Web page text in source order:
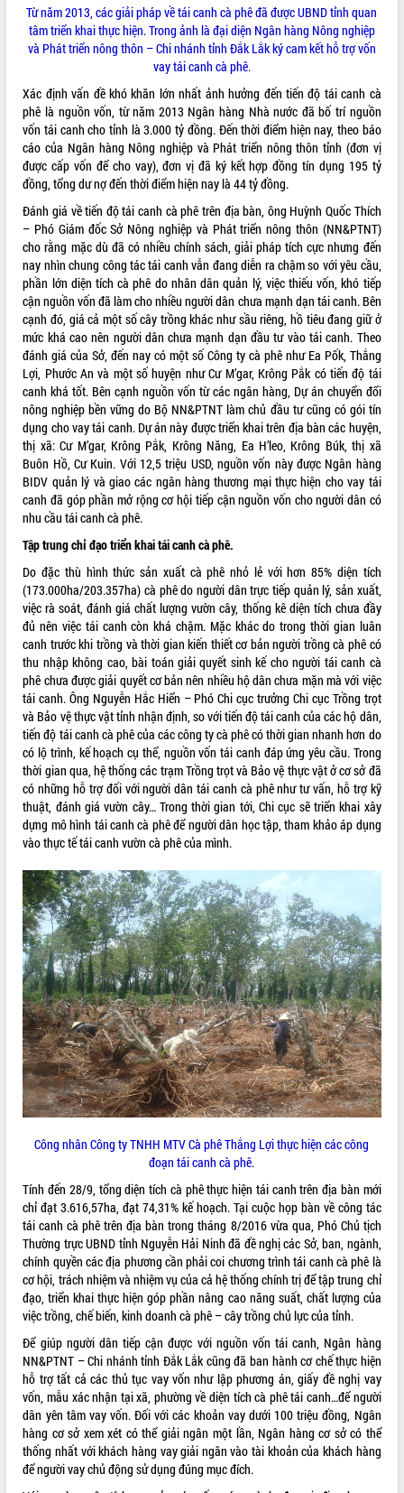
Lễ truy điệu và an táng hài cốt liệt sĩ
tại Nghĩa trang Liệt sĩ xã Sơn Hòa
Bàn giải pháp tháo gỡ khó khăn trong
xuất khẩu sầu riêng và triển khai quy
định EUDR
Thứ trưởng Bộ Nông nghiệp và Môi
trường Nguyễn Hoàng Hiệp khảo sát
vùng trồng và doanh nghiệp đóng gói
sầu riêng tại Đắk Lắk
Trình diễn nghệ thuật chế biến các
món ăn từ sầu riêng
Đắk Lắk công bố Quy hoạch và xúc
tiến đầu tư tỉnh
Ngành cá ngừ Đắk Lắk chủ động thích
ứng để giữ vững thị trường xuất khẩu
Diễn đàn Kinh tế tư nhân Việt Nam đột
phá cơ chế - Hợp tác công tư
Đề án 06 tạo bước ngoặt đột phá trong
cải cách hành chính tỉnh Đắk Lắk
Kết nối tour, đẩy mạnh chuyển đổi số
để phát triển du lịch Đắk Lắk
Khởi động Dự án Đầu tư xây dựng hạ
tầng kỹ thuật Cụm công nghiệp Tân
Tiến
Gặp mặt các cơ quan báo chí nhân Kỷ
niệm 101 năm Ngày Báo chí Cách
mạng Việt Nam
Đắk Lắk sơ kết 4 năm triển khai thực
hiện Đề án 06 của Chính phủ
Họp báo thông tin về Hội nghị Công bố
Quy hoạch và Xúc tiến đầu tư tỉnh Đắk
Lắk
Khơi thông điểm nghẽn, đẩy nhanh
giải ngân vốn khắc phục thiên tai
HĐND tỉnh thông qua điều chỉnh Quy
hoạch tỉnh thời kỳ 2021-2030
Hội thảo góp ý hồ sơ điều chỉnh quy
hoạch tỉnh Đắk Lắk thời kỳ 2021-2030,
tầm nhìn đến năm 2050
Nâng cao hiệu quả hoạt động của các
doanh nghiệp nhà nước
Hội nghị triển khai kết nối mạng
truyền số liệu chuyên dùng phục vụ cơ
quan Đảng, Nhà nước
Lễ phát động chuỗi hoạt động chung
tay làm sạch môi trường
Xã Ea Kar bước chuyển mình trong
công tác cải cách hành chính mô hình
mới
UBND tỉnh họp báo định kỳ tháng 4
năm 2026
Hội thảo khoa học “Giải pháp thúc đẩy
phát triển nền kinh tế xanh tại tỉnh
Đắk Lắk”
Tăng cường giám sát, đôn đốc thực
hiện nhiệm vụ quản lý tài sản công
Tháo gỡ những vướng mắc, đẩy mạnh
công tác cải cách thủ tục hành chính
tại Trung tâm Phục vụ hành chính
công tỉnh
Đắk Lắk: Tôn vinh 46 giải pháp tại Hội
thi Sáng tạo Kỹ thuật 2024 - 2025
Đắk Lắk rà soát, điều chỉnh Đề án 190
về phát triển nuôi trồng thủy sản
Phó Chủ tịch UBND tỉnh Đắk Lắk
Trương Công Thái kiểm tra thực địa
Dự án cao tốc Khánh Hòa - Buôn Ma
Thuột
Định vị cà phê Việt Nam như một “di
sản sống” trong dòng chảy toàn cầu
Xây dựng nông thôn mới: Nâng cao đời
sống người dân từ những mô hình thiết
thực
Quyết liệt tháo gỡ vướng mắc, đẩy
Tất cả: 66108151
Từ năm 2013, các giải pháp về tái canh cà phê đã được UBND tỉnh quan
tâm triển khai thực hiện. Trong ảnh là đại diện Ngân hàng Nông nghiệp
và Phát triển nông thôn – Chi nhánh tỉnh Đắk Lắk ký cam kết hỗ trợ vốn
vay tái canh cà phê.
Xác định vấn đề khó khăn lớn nhất ảnh hưởng đến tiến độ tái canh cà
phê là nguồn vốn, từ năm 2013 Ngân hàng Nhà nước đã bố trí nguồn
vốn tái canh cho tỉnh là 3.000 tỷ đồng. Đến thời điểm hiện nay, theo báo
cáo của Ngân hàng Nông nghiệp và Phát triển nông thôn tỉnh (đơn vị
được cấp vốn để cho vay), đơn vị đã ký kết hợp đồng tín dụng 195 tỷ
đồng, tổng dư nợ đến thời điểm hiện nay là 44 tỷ đồng.
Đánh giá về tiến độ tái canh cà phê trên địa bàn, ông Huỳnh Quốc Thích
– Phó Giám đốc Sở Nông nghiệp và Phát triển nông thôn (NN&PTNT)
cho rằng mặc dù đã có nhiều chính sách, giải pháp tích cực nhưng đến
nay nhìn chung công tác tái canh vẫn đang diễn ra chậm so với yêu cầu,
phần lớn diện tích cà phê do nhân dân quản lý, việc thiếu vốn, khó tiếp
cận nguồn vốn đã làm cho nhiều người dân chưa mạnh dạn tái canh. Bên
cạnh đó, giá cả một số cây trồng khác như sầu riêng, hồ tiêu đang giữ ở
mức khá cao nên người dân chưa mạnh dạn đầu tư vào tái canh. Theo
đánh giá của Sở, đến nay có một số Công ty cà phê như Ea Pốk, Thắng
Lợi, Phước An và một số huyện như Cư M’gar, Krông Pắk có tiến độ tái
canh khá tốt. Bên cạnh nguồn vốn từ các ngân hàng, Dự án chuyển đổi
nông nghiệp bền vững do Bộ NN&PTNT làm chủ đầu tư cũng có gói tín
dụng cho vay tái canh. Dự án này được triển khai trên địa bàn các huyện,
thị xã: Cư M’gar, Krông Pắk, Krông Năng, Ea H’leo, Krông Búk, thị xã
Buôn Hồ, Cư Kuin. Với 12,5 triệu USD, nguồn vốn này được Ngân hàng
BIDV quản lý và giao các ngân hàng thương mại thực hiện cho vay tái
canh đã góp phần mở rộng cơ hội tiếp cận nguồn vốn cho người dân có
nhu cầu tái canh cà phê.
Tập trung chỉ đạo triển khai tái canh cà phê.
Do đặc thù hình thức sản xuất cà phê nhỏ lẻ với hơn 85% diện tích
(173.000ha/203.357ha) cà phê do người dân trực tiếp quản lý, sản xuất,
việc rà soát, đánh giá chất lượng vườn cây, thống kê diện tích chưa đầy
đủ nên việc tái canh còn khá chậm. Mặc khác do trong thời gian luân
canh trước khi trồng và thời gian kiến thiết cơ bản người trồng cà phê có
thu nhập không cao, bài toán giải quyết sinh kế cho người tái canh cà
phê chưa được giải quyết cơ bản nên nhiều hộ dân chưa mặn mà với việc
tái canh. Ông Nguyễn Hắc Hiển – Phó Chi cục trưởng Chi cục Trồng trọt
và Bảo vệ thực vật tỉnh nhận định, so với tiến độ tái canh của các hộ dân,
tiến độ tái canh cà phê của các công ty cà phê có thời gian nhanh hơn do
có lộ trình, kế hoạch cụ thể, nguồn vốn tái canh đáp ứng yêu cầu. Trong
thời gian qua, hệ thống các trạm Trồng trọt và Bảo vệ thực vật ở cơ sở đã
có những hỗ trợ đối với người dân tái canh cà phê như tư vấn, hỗ trợ kỹ
thuật, đánh giá vườn cây… Trong thời gian tới, Chi cục sẽ triển khai xây
dựng mô hình tái canh cà phê để người dân học tập, tham khảo áp dụng
vào thực tế tái canh vườn cà phê của mình.
Công nhân Công ty TNHH MTV Cà phê Thắng Lợi thực hiện các công
đoạn tái canh cà phê.
Tính đến 28/9, tổng diện tích cà phê thực hiện tái canh trên địa bàn mới
chỉ đạt 3.616,57ha, đạt 74,31% kế hoạch. Tại cuộc họp bàn về công tác
tái canh cà phê trên địa bàn trong tháng 8/2016 vừa qua, Phó Chủ tịch
Thường trực UBND tỉnh Nguyễn Hải Ninh đã đề nghị các Sở, ban, ngành,
chính quyền các địa phương cần phải coi chương trình tái canh cà phê là
cơ hội, trách nhiệm và nhiệm vụ của cả hệ thống chính trị để tập trung chỉ
đạo, triển khai thực hiện góp phần nâng cao năng suất, chất lượng của
việc trồng, chế biến, kinh doanh cà phê – cây trồng chủ lực của tỉnh.
Để giúp người dân tiếp cận được với nguồn vốn tái canh, Ngân hàng
NN&PTNT – Chi nhánh tỉnh Đắk Lắk cũng đã ban hành cơ chế thực hiện
hỗ trợ tất cả các thủ tục vay vốn như lập phương án, giấy đề nghị vay
vốn, mẫu xác nhận tại xã, phường về diện tích cà phê tái canh…để người
dân yên tâm vay vốn. Đối với các khoản vay dưới 100 triệu đồng, Ngân
hàng cơ sở xem xét có thể giải ngân một lần, Ngân hàng cơ sở có thể
thống nhất với khách hàng vay giải ngân vào tài khoản của khách hàng
để người vay chủ động sử dụng đúng mục đích.